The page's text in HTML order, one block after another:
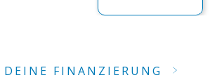
DEINE FINANZIERUNG